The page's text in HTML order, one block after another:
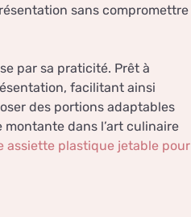
sans compromettre
par sa praticité. Prêt à
facilitant ainsi
des portions adaptables
dans l’art culinaire
assiette plastique jetable pour